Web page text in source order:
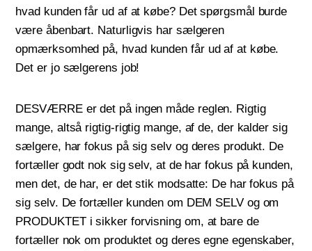
hvad kunden får ud af at købe? Det spørgsmål burde
være åbenbart. Naturligvis har sælgeren
opmærksomhed på, hvad kunden får ud af at købe.
Det er jo sælgerens job!
DESVÆRRE er det på ingen måde reglen. Rigtig
mange, altså rigtig-rigtig mange, af de, der kalder sig
sælgere, har fokus på sig selv og deres produkt. De
fortæller godt nok sig selv, at de har fokus på kunden,
men det, de har, er det stik modsatte: De har fokus på
sig selv. De fortæller kunden om DEM SELV og om
PRODUKTET i sikker forvisning om, at bare de
fortæller nok om produktet og deres egne egenskaber,